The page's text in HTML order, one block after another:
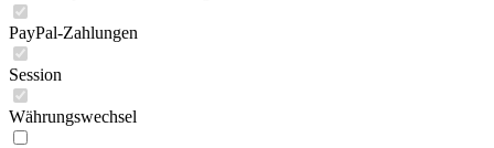
PayPal-Zahlungen
Session
Währungswechsel